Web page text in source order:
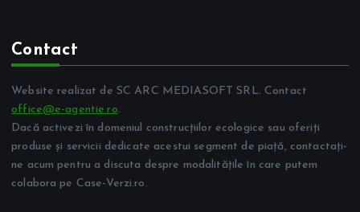
Contact
Website realizat de SC ARC MEDIASOFT SRL. Contact
office@e-agentie.ro.
Dacă activezi în domeniul construcțiilor ecologice sau oferiți
produse și servicii dedicate acestui segment de piață, contactați-
ne acum pentru a discuta despre modalitățile în care putem
colabora pe Case-Verzi.ro.